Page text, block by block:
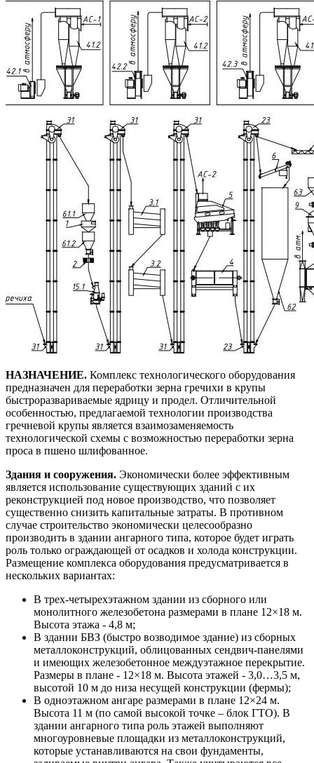
НАЗНАЧЕНИЕ. Комплекс технологического оборудования
предназначен для переработки зерна гречихи в крупы
быстроразвариваемые ядрицу и продел. Отличительной
особенностью, предлагаемой технологии производства
гречневой крупы является взаимозаменяемость
технологической схемы с возможностью переработки зерна
проса в пшено шлифованное.
Здания и сооружения. Экономически более эффективным
является использование существующих зданий с их
реконструкцией под новое производство, что позволяет
существенно снизить капитальные затраты. В противном
случае строительство экономически целесообразно
производить в здании ангарного типа, которое будет играть
роль только ограждающей от осадков и холода конструкции.
Размещение комплекса оборудования предусматривается в
нескольких вариантах:
В трех-четырехэтажном здании из сборного или
монолитного железобетона размерами в плане 12×18 м.
Высота этажа - 4,8 м;
В здании БВЗ (быстро возводимое здание) из сборных
металлоконструкций, облицованных сендвич-панелями
и имеющих железобетонное междуэтажное перекрытие.
Размеры в плане - 12×18 м. Высота этажей - 3,0…3,5 м,
высотой 10 м до низа несущей конструкции (фермы);
В одноэтажном ангаре размерами в плане 12×24 м.
Высота 11 м (по самой высокой точке – блок ГТО). В
здании ангарного типа роль этажей выполняют
многоуровневые площадки из металлоконструкций,
которые устанавливаются на свои фундаменты,